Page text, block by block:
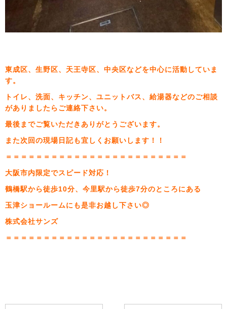
東成区、生野区、天王寺区、中央区などを中心に活動していま
す。
トイレ、洗面、キッチン、ユニットバス、給湯器などのご相談
がありましたらご連絡下さい。
最後までご覧いただきありがとうございます。
また次回の現場日記も宜しくお願いします！！
＝＝＝＝＝＝＝＝＝＝＝＝＝＝＝＝＝＝＝＝＝＝＝＝
大阪市内限定でスピード対応！
鶴橋駅から徒歩10分、今里駅から徒歩7分のところにある
玉津ショールームにも是非お越し下さい◎
株式会社サンズ
＝＝＝＝＝＝＝＝＝＝＝＝＝＝＝＝＝＝＝＝＝＝＝＝